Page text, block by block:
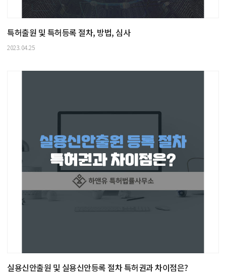
특허출원 및 특허등록 절차, 방법, 심사
2023.04.25
실용신안출원 및 실용신안등록 절차 특허권과 차이점은?